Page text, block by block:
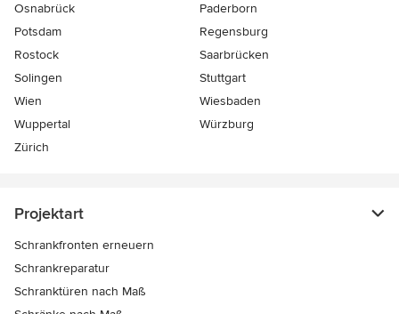
Osnabrück
Paderborn
Potsdam
Regensburg
Rostock
Saarbrücken
Solingen
Stuttgart
Wien
Wiesbaden
Wuppertal
Würzburg
Zürich
Projektart
Schrankfronten erneuern
Schrankreparatur
Schranktüren nach Maß